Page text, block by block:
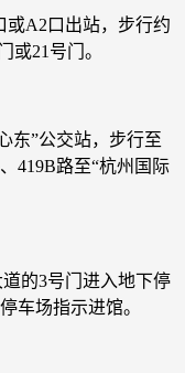
或A2口出站，步行约
或21号门。
东”公交站，步行至
419B路至“杭州国际
的3号门进入地下停
车场指示进馆。